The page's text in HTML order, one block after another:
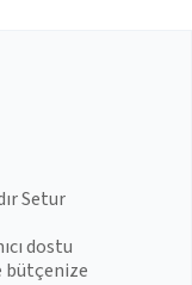
Setur
dostu
bütçenize